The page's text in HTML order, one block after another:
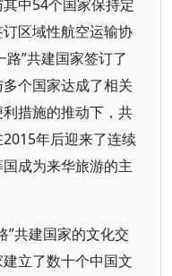
中54个国家保持定
区域性航空运输协
”共建国家签订了
个国家达成了相关
措施的推动下，共
年后迎来了连续
成为来华旅游的主
”共建国家的文化交
立了数十个中国文